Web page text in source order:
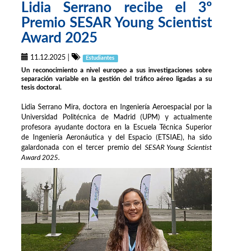
Lidia Serrano recibe el 3º
Premio SESAR Young Scientist
Award 2025
11.12.2025 Estudiantes
Un reconocimiento a nivel europeo a sus investigaciones sobre
separación variable en la gestión del tráfico aéreo ligadas a su
tesis doctoral.
Lidia Serrano Mira, doctora en Ingeniería Aeroespacial por la
Universidad Politécnica de Madrid (UPM) y actualmente
profesora ayudante doctora en la Escuela Técnica Superior
de Ingeniería Aeronáutica y del Espacio (ETSIAE), ha sido
galardonada con el tercer premio del SESAR Young Scientist
Award 2025.